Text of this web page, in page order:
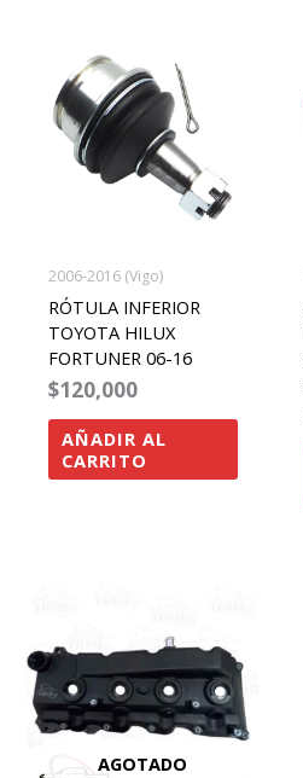
2006-2016 (Vigo)
RÓTULA INFERIOR
TOYOTA HILUX
FORTUNER 06-16
$120,000
AÑADIR AL
CARRITO
AGOTADO